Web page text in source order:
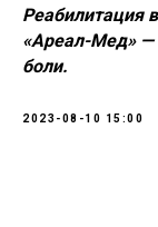
Реабилитация
«Ареал-Мед» —
боли.
2023-08-10 15:00